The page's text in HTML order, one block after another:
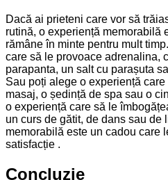
Dacă ai prieteni care vor să
rutină, o experiență memorabilă
rămâne în minte pentru mult
care să le provoace adrenalina,
parapanta, un salt cu parașuta
Sau poți alege o experiență
masaj, o ședință de spa sau o
o experiență care să le
un curs de gătit, de dans sau de
memorabilă este un cadou care
satisfacție .
Concluzie